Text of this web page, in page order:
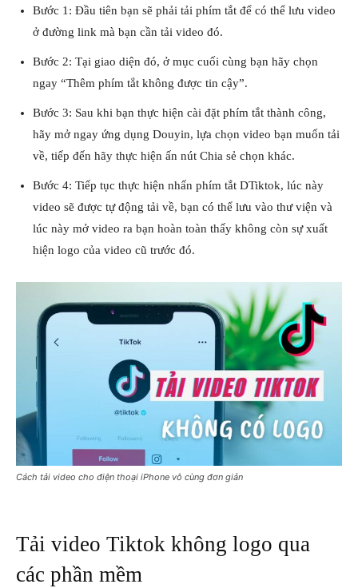
Bước 1: Đầu tiên bạn sẽ phải tải phím tắt để có thể lưu video
ở đường link mà bạn cần tải video đó.
Bước 2: Tại giao diện đó, ở mục cuối cùng bạn hãy chọn
ngay “Thêm phím tắt không được tin cậy”.
Bước 3: Sau khi bạn thực hiện cài đặt phím tắt thành công,
hãy mở ngay ứng dụng Douyin, lựa chọn video bạn muốn tải
về, tiếp đến hãy thực hiện ấn nút Chia sẻ chọn khác.
Bước 4: Tiếp tục thực hiện nhấn phím tắt DTiktok, lúc này
video sẽ được tự động tải về, bạn có thể lưu vào thư viện và
lúc này mở video ra bạn hoàn toàn thấy không còn sự xuất
hiện logo của video cũ trước đó.
Cách tải video cho điện thoại iPhone vô cùng đơn giản
Tải video Tiktok không logo qua
các phần mềm